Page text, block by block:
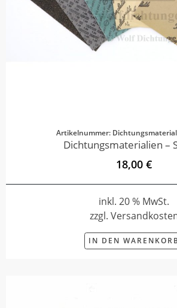
Artikelnummer:
Dichtungsmaterialien –
18,00 €
inkl. 20 % MwSt.
zzgl.
IN DEN